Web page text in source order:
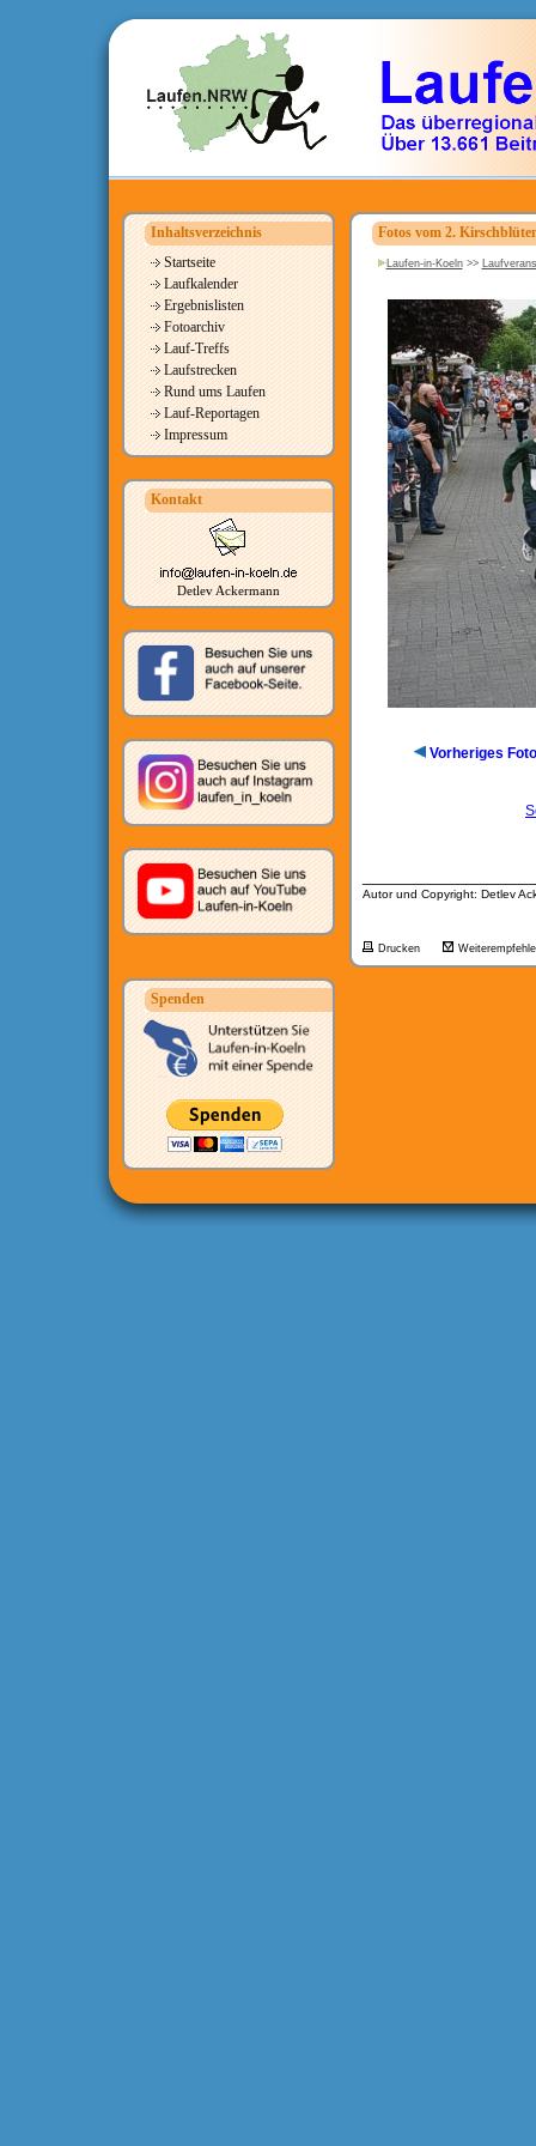
Inhaltsverzeichnis
Startseite
Laufkalender
Ergebnislisten
Fotoarchiv
Lauf-Treffs
Laufstrecken
Rund ums Laufen
Lauf-Reportagen
Impressum
Kontakt
Detlev Ackermann
Spenden
Fotos vom 2.
Laufen-in-Koeln>>
Vorheriges Foto
Autor und Copyright: Detlev
Drucken